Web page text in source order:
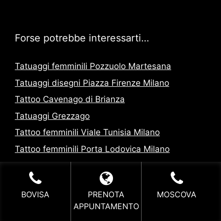
Forse potrebbe interessarti…
Tatuaggi femminili Pozzuolo Martesana
Tatuaggi disegni Piazza Firenze Milano
Tattoo Cavenago di Brianza
Tatuaggi Grezzago
Tattoo femminili Viale Tunisia Milano
Tattoo femminili Porta Lodovica Milano
Tatuaggi piccoli Corsico
Tatuaggi piccoli Hinterland Milanese
BOVISA
PRENOTA
APPUNTAMENTO
MOSCOVA